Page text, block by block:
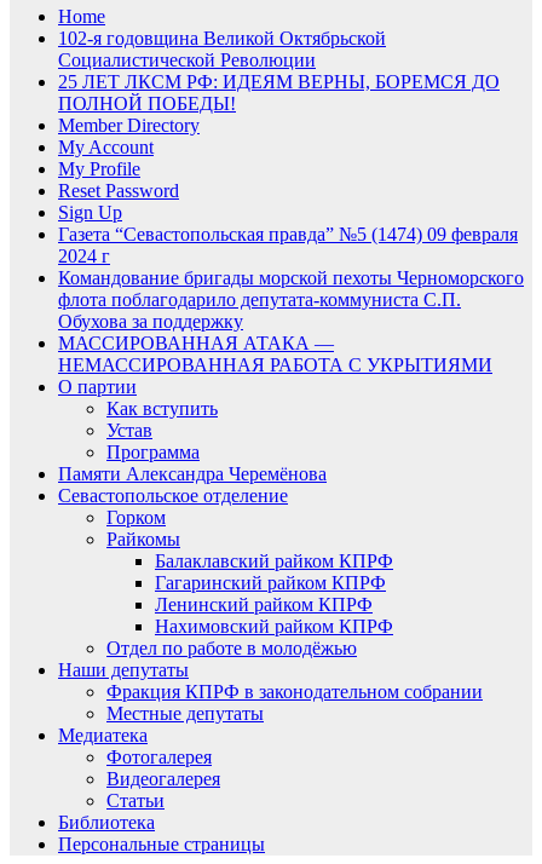
Home
102-я годовщина Великой Октябрьской
Социалистической Революции
25 ЛЕТ ЛКСМ РФ: ИДЕЯМ ВЕРНЫ, БОРЕМСЯ ДО
ПОЛНОЙ ПОБЕДЫ!
Member Directory
My Account
My Profile
Reset Password
Sign Up
Газета “Севастопольская правда” №5 (1474) 09 февраля
2024 г
Командование бригады морской пехоты Черноморского
флота поблагодарило депутата-коммуниста С.П.
Обухова за поддержку
МАССИРОВАННАЯ АТАКА —
НЕМАССИРОВАННАЯ РАБОТА С УКРЫТИЯМИ
О партии
Как вступить
Устав
Программа
Памяти Александра Черемёнова
Севастопольское отделение
Горком
Райкомы
Балаклавский райком КПРФ
Гагаринский райком КПРФ
Ленинский райком КПРФ
Нахимовский райком КПРФ
Отдел по работе в молодёжью
Наши депутаты
Фракция КПРФ в законодательном собрании
Местные депутаты
Медиатека
Фотогалерея
Видеогалерея
Статьи
Библиотека
Персональные страницы